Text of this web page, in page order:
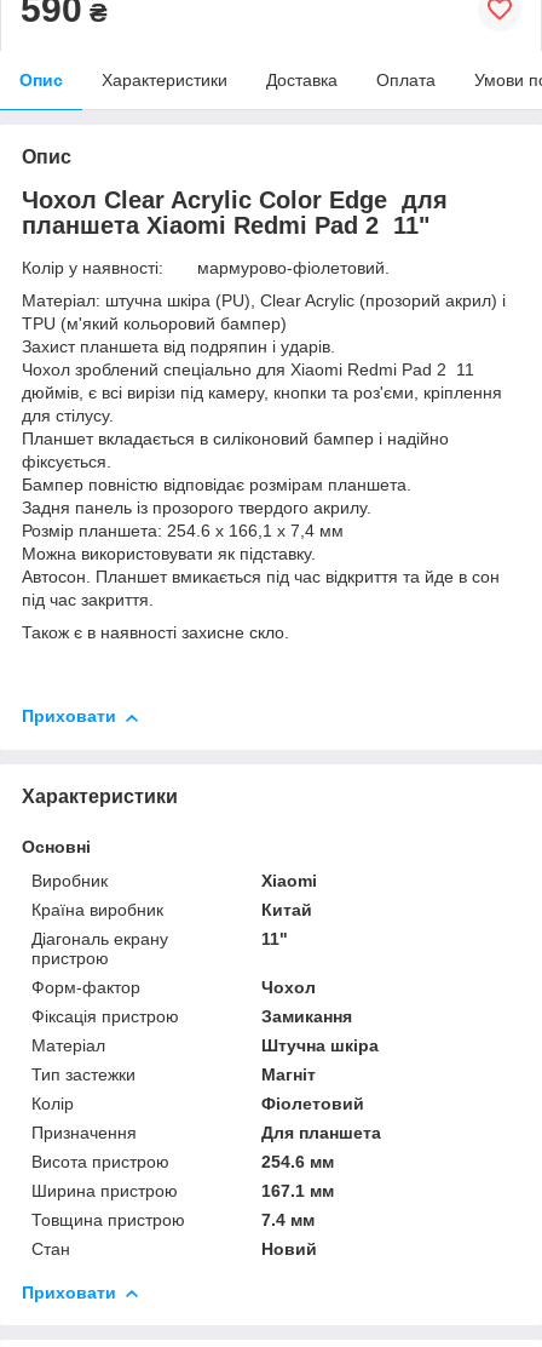
590 ₴
Опис Характеристики Доставка Оплата Умови
Опис
Чохол Clear Acrylic Color Edge для
планшета Xiaomi Redmi Pad 2 11"
Колір у наявності: мармурово-фіолетовий.
Матеріал: штучна шкіра (PU), Clear Acrylic (прозорий акрил) і
TPU (м'який кольоровий бампер)
Захист планшета від подряпин і ударів.
Чохол зроблений спеціально для Xiaomi Redmi Pad 2 11
дюймів, є всі вирізи під камеру, кнопки та роз'єми, кріплення
для стілусу.
Планшет вкладається в силіконовий бампер і надійно
фіксується.
Бампер повністю відповідає розмірам планшета.
Задня панель із прозорого твердого акрилу.
Розмір планшета: 254.6 х 166,1 х 7,4 мм
Можна використовувати як підставку.
Автосон. Планшет вмикається під час відкриття та йде в сон
під час закриття.
Також є в наявності захисне скло.
Приховати
Характеристики
Основні
Виробник
Xiaomi
Країна виробник
Китай
Діагональ екрану
пристрою
11"
Форм-фактор
Чохол
Фіксація пристрою
Замикання
Матеріал
Штучна шкіра
Тип застежки
Магніт
Колір
Фіолетовий
Призначення
Для планшета
Висота пристрою
254.6 мм
Ширина пристрою
167.1 мм
Товщина пристрою
7.4 мм
Стан
Новий
Приховати